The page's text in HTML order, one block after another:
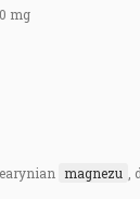
mg
magnezu